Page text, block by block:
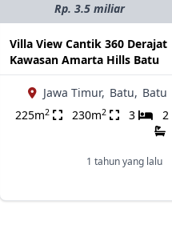
Rp. 3.5 miliar
Villa View Cantik 360 Derajat
Kawasan Amarta Hills Batu
Jawa Timur, Batu, Batu
225m2 230m2 3 2
1 tahun yang lalu